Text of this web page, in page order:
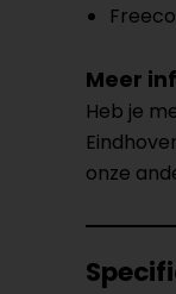
Meer
Heb je
onze